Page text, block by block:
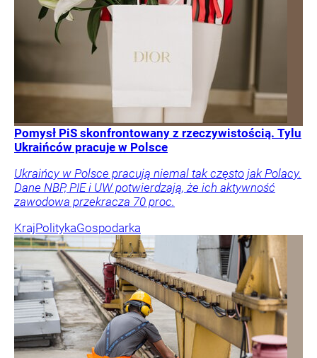
Pomysł PiS skonfrontowany z rzeczywistością. Tylu
Ukraińców pracuje w Polsce
Ukraińcy w Polsce pracują niemal tak często jak Polacy.
Dane NBP, PIE i UW potwierdzają, że ich aktywność
zawodowa przekracza 70 proc.
KrajPolitykaGospodarka